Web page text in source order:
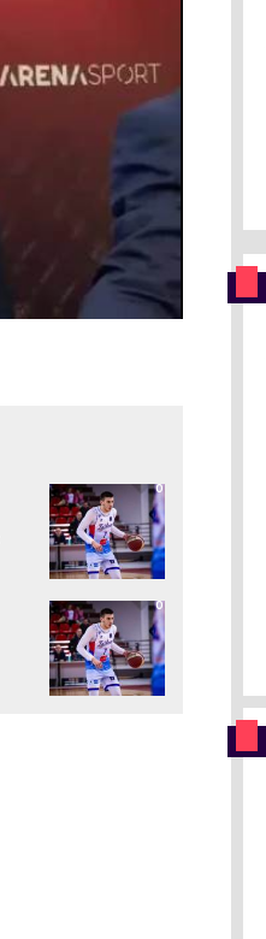
0
0